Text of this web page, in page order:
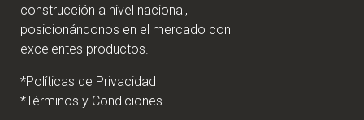
construcción a nivel nacional,
posicionándonos en el mercado con
excelentes productos.
*Políticas de Privacidad
*Términos y Condiciones